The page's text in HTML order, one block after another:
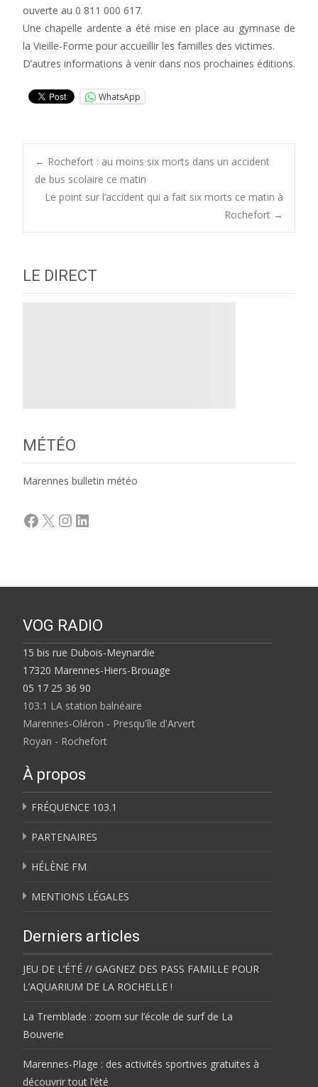
ouverte au 0 811 000 617.
Une chapelle ardente a été mise en place au gymnase de
la Vieille-Forme pour accueillir les familles des victimes.
D’autres informations à venir dans nos prochaines éditions.
WhatsApp
Post
navigation
← Rochefort : au moins six morts dans un accident
de bus scolaire ce matin
Le point sur l’accident qui a fait six morts ce matin à
Rochefort →
LE DIRECT
MÉTÉO
Marennes bulletin météo
Facebook
X Instagram
LinkedIn
VOG RADIO
15 bis rue Dubois-Meynardie
17320 Marennes-Hiers-Brouage
05 17 25 36 90
103.1 LA station balnéaire
Marennes-Oléron - Presqu'île d'Arvert
Royan - Rochefort
À propos
FRÉQUENCE 103.1
PARTENAIRES
HÉLÈNE FM
MENTIONS LÉGALES
Derniers articles
JEU DE L’ÉTÉ // GAGNEZ DES PASS FAMILLE POUR
L’AQUARIUM DE LA ROCHELLE !
La Tremblade : zoom sur l’école de surf de La
Bouverie
Marennes-Plage : des activités sportives gratuites à
découvrir tout l’été